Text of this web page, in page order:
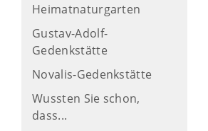
Heimatnaturgarten
Gustav-Adolf-
Gedenkstätte
Novalis-Gedenkstätte
Wussten Sie schon,
dass...